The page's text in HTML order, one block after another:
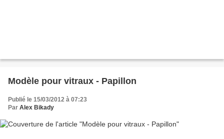
Modèle pour vitraux - Papillon
Publié le 15/03/2012 à 07:23
Par Alex Bikady